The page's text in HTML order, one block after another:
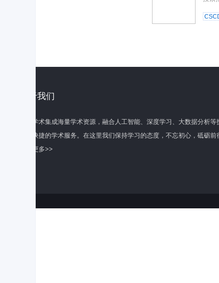
关于我们
百度学术集成海量学术资源，融合人工智能、深度学习、大数据分析
全面快捷的学术服务。在这里我们保持学习的态度，不忘初心，砥砺前
了解更多>>